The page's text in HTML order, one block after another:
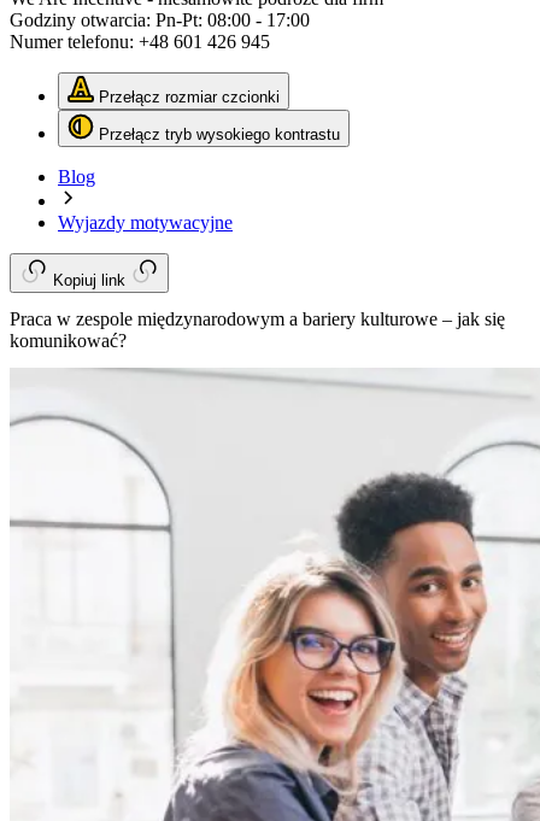
Godziny otwarcia: Pn-Pt: 08:00 - 17:00
Numer telefonu: +48 601 426 945
Przełącz rozmiar czcionki
Przełącz tryb wysokiego kontrastu
Blog
Wyjazdy motywacyjne
Kopiuj link
Praca w zespole międzynarodowym a bariery kulturowe – jak się
komunikować?